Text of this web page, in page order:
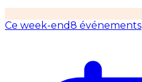
Ce week-end8 événements